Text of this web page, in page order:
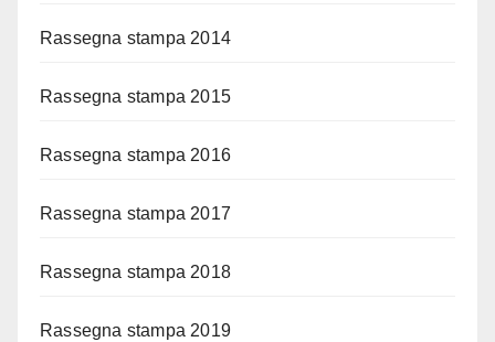
Rassegna stampa 2014
Rassegna stampa 2015
Rassegna stampa 2016
Rassegna stampa 2017
Rassegna stampa 2018
Rassegna stampa 2019